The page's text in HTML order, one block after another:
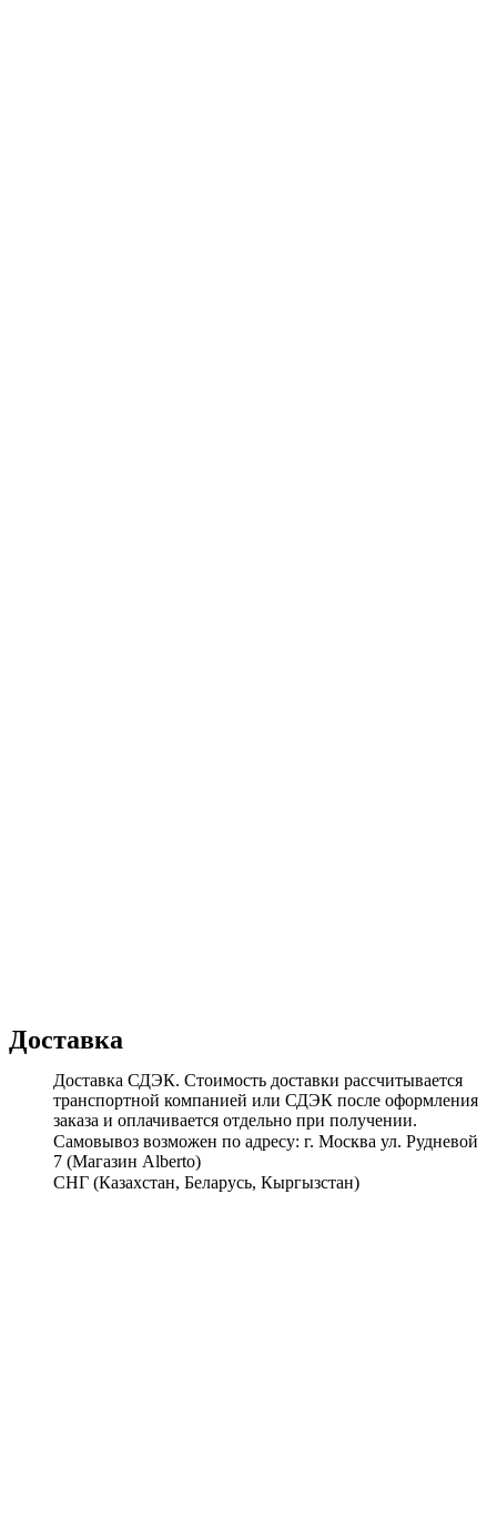
Доставка
Доставка СДЭК. Стоимость доставки рассчитывается
транспортной компанией или СДЭК после оформления
заказа и оплачивается отдельно при получении.
Самовывоз возможен по адресу: г. Москва ул. Рудневой
7 (Магазин Alberto)
СНГ (Казахстан, Беларусь, Кыргызстан)